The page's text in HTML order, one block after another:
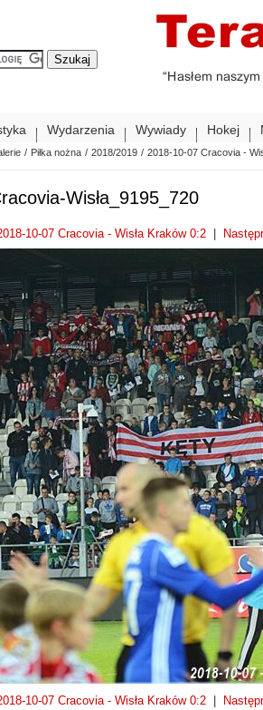
Wydarzenia Wywiady Hokej
/ Piłka nożna / 2018/2019 / 2018-10-07 Cracovia -
Wisła_9195_720
10-07 Cracovia - Wisła Kraków 0:2
10-07 Cracovia - Wisła Kraków 0:2